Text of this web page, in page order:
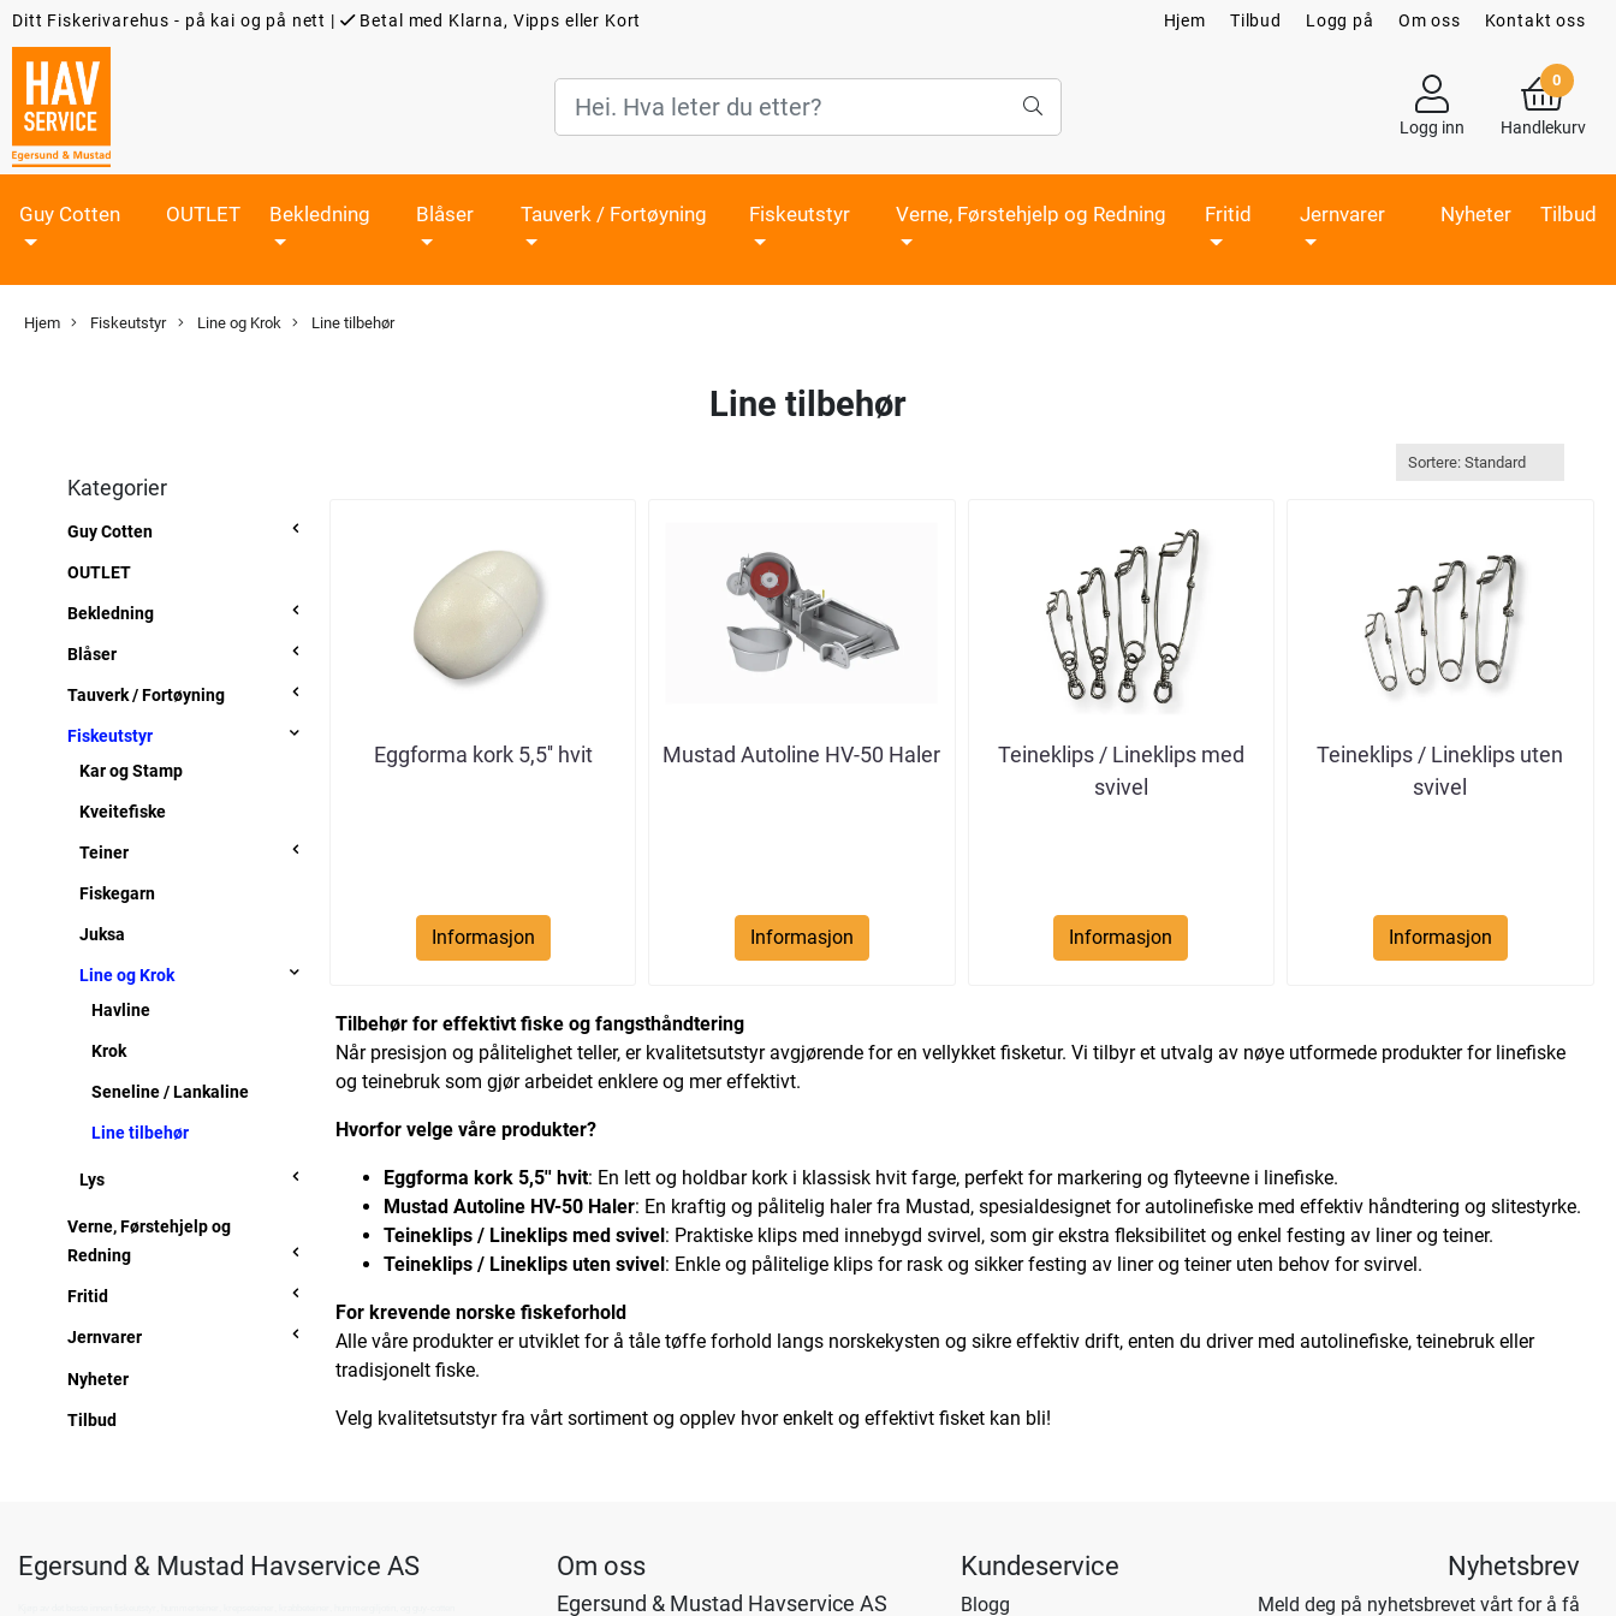
Ditt Fiskerivarehus - på kai og på nett | Betal med Klarna, Vipps eller Kort Hjem Tilbud Logg på Om oss Kontakt oss
Logg inn
0
Handlekurv
Guy Cotten OUTLET Bekledning Blåser Tauverk / Fortøyning Fiskeutstyr Verne, Førstehjelp og Redning Fritid Jernvarer Nyheter Tilbud
Hjem Fiskeutstyr Line og Krok Line tilbehør
Line tilbehør
Kategorier
Guy Cotten
OUTLET
Bekledning
Blåser
Tauverk / Fortøyning
Fiskeutstyr
Kar og Stamp
Kveitefiske
Teiner
Fiskegarn
Juksa
Line og Krok
Havline
Krok
Seneline / Lankaline
Line tilbehør
Lys
Verne, Førstehjelp og
Redning
Fritid
Jernvarer
Nyheter
Tilbud
Eggforma kork 5,5'' hvit
Informasjon
Mustad Autoline HV-50 Haler
Informasjon
Teineklips / Lineklips med
svivel
Informasjon
Teineklips / Lineklips uten
svivel
Informasjon
Tilbehør for effektivt fiske og fangsthåndtering
Når presisjon og pålitelighet teller, er kvalitetsutstyr avgjørende for en vellykket fisketur. Vi tilbyr et utvalg av nøye utformede produkter for linefiske
og teinebruk som gjør arbeidet enklere og mer effektivt.
Hvorfor velge våre produkter?
Eggforma kork 5,5'' hvit: En lett og holdbar kork i klassisk hvit farge, perfekt for markering og flyteevne i linefiske.
Mustad Autoline HV-50 Haler: En kraftig og pålitelig haler fra Mustad, spesialdesignet for autolinefiske med effektiv håndtering og slitestyrke.
Teineklips / Lineklips med svivel: Praktiske klips med innebygd svirvel, som gir ekstra fleksibilitet og enkel festing av liner og teiner.
Teineklips / Lineklips uten svivel: Enkle og pålitelige klips for rask og sikker festing av liner og teiner uten behov for svirvel.
For krevende norske fiskeforhold
Alle våre produkter er utviklet for å tåle tøffe forhold langs norskekysten og sikre effektiv drift, enten du driver med autolinefiske, teinebruk eller
tradisjonelt fiske.
Velg kvalitetsutstyr fra vårt sortiment og opplev hvor enkelt og effektivt fisket kan bli!
Egersund & Mustad Havservice AS Om oss
Egersund & Mustad Havservice AS
Kundeservice
Blogg
Nyhetsbrev
Meld deg på nyhetsbrevet vårt for å få